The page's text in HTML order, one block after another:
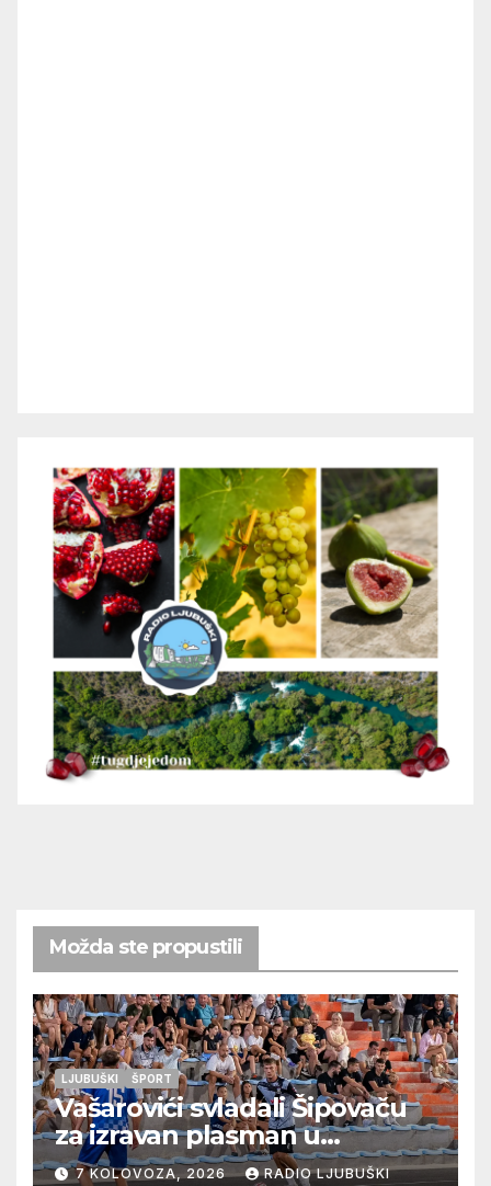
Možda ste propustili
LJUBUŠKI ŠPORT
Vašarovići svladali Šipovaču
za izravan plasman u
četvrtfinale, Grab izborio
7 KOLOVOZA, 2026 RADIO LJUBUŠKI